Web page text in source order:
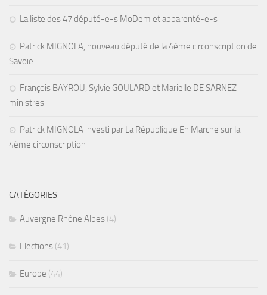
La liste des 47 député-e-s MoDem et apparenté-e-s
Patrick MIGNOLA, nouveau député de la 4ème circonscription de
Savoie
François BAYROU, Sylvie GOULARD et Marielle DE SARNEZ
ministres
Patrick MIGNOLA investi par La République En Marche sur la
4ème circonscription
CATÉGORIES
Auvergne Rhône Alpes (4)
Elections (41)
Europe (44)